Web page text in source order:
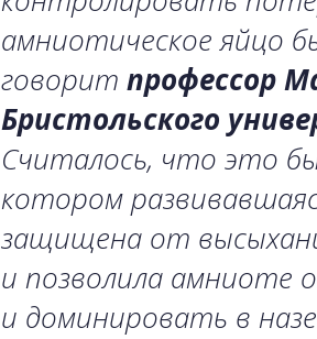
амниотическое яйцо
говорит профессор
Бристольского
Считалось, что это
котором
защищена от
и позволила
и доминировать в